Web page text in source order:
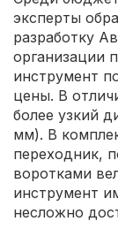
эксперты
разработку
организации
инструмент
цены. В
более узкий
мм). В
переходник,
воротками
инструмент
несложно